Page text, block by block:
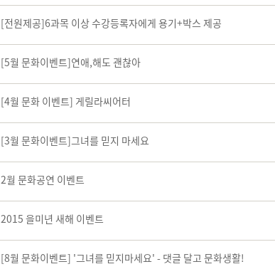
[전원제공]6과목 이상 수강등록자에게 용기+박스 제공
[5월 문화이벤트]연애,해도 괜찮아
[4월 문화 이벤트] 게릴라씨어터
[3월 문화이벤트]그녀를 믿지 마세요
2월 문화공연 이벤트
2015 을미년 새해 이벤트
[8월 문화이벤트] '그녀를 믿지마세요' - 댓글 달고 문화생활!